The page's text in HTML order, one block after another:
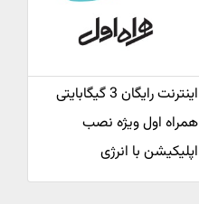
اینترنت رایگان 3 گیگابایتی
همراه اول ویژه نصب
اپلیکیشن با انرژی